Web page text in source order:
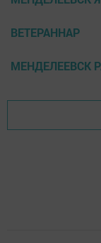
ВЕТЕРАННАР
МЕНДЕЛЕЕВСК